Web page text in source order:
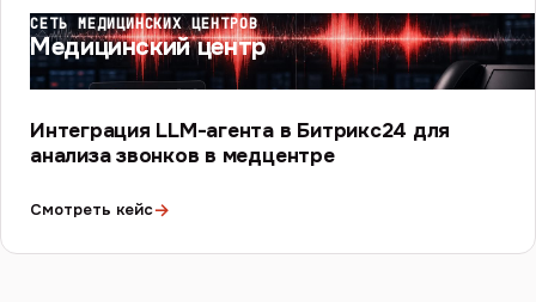
СЕТЬ МЕДИЦИНСКИХ ЦЕНТРОВ
Медицинский центр
Интеграция LLM-агента в Битрикс24 для
анализа звонков в медцентре
Смотреть кейс→